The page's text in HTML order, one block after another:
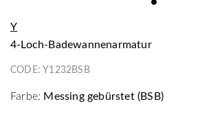
Y
4-Loch-Badewannenarmatur
CODE:Y1232BSB
Farbe: Messing gebürstet (BSB)